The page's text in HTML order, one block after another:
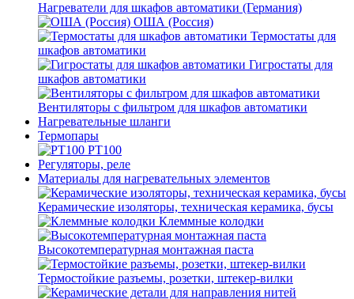
Нагреватели для шкафов автоматики (Германия)
ОША (Россия)
Термостаты для
шкафов автоматики
Гигростаты для
шкафов автоматики
Вентиляторы с фильтром для шкафов автоматики
Нагревательные шланги
Термопары
PT100
Регуляторы, реле
Материалы для нагревательных элементов
Керамические изоляторы, техническая керамика, бусы
Клеммные колодки
Высокотемпературная монтажная паста
Термостойкие разъемы, розетки, штекер-вилки